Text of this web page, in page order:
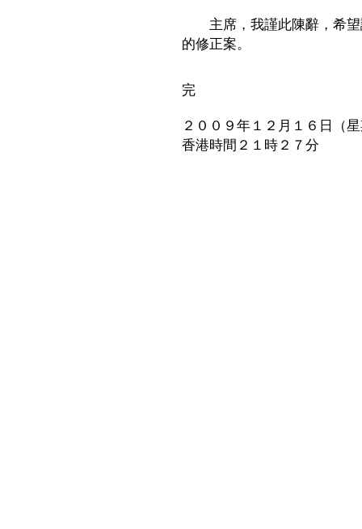
主席，我謹此陳辭，希望
的修正案。
完
２００９年１２月１６日（
香港時間２１時２７分